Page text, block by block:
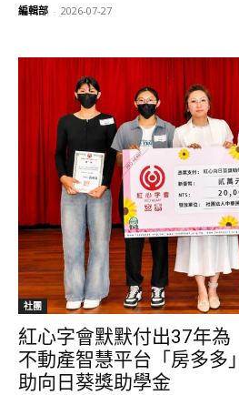
編輯部 - 2026-07-27
社團
紅心字會默默付出37年為
不動產智慧平台「房多多
助向日葵獎助學金